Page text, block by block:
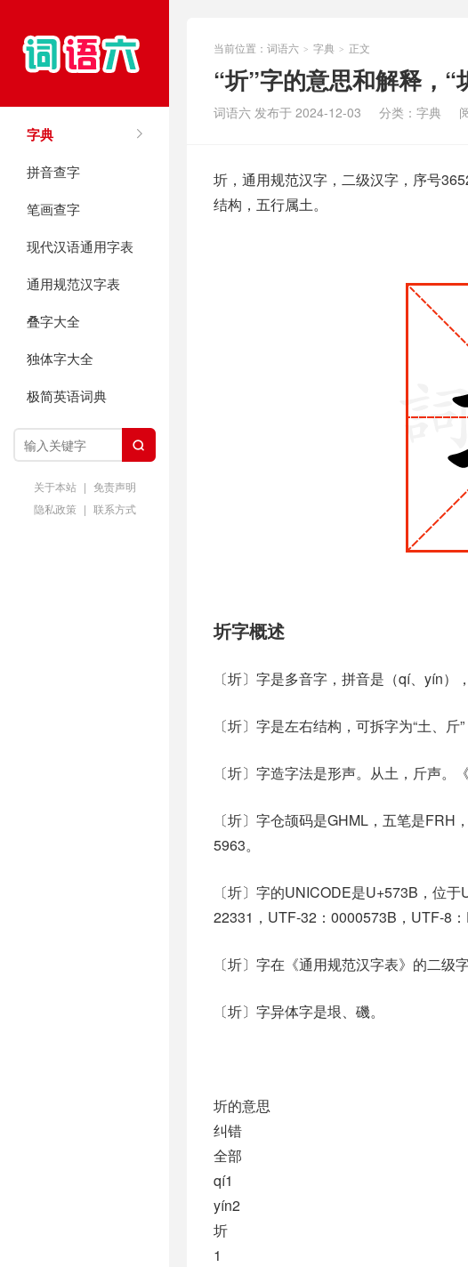
字典
拼音查字
笔画查字
现代汉语通用字表
通用规范汉字表
叠字大全
独体字大全
极简英语词典

关于本站 | 免责声明
隐私政策 | 联系方式
当前位置： 词语六 > 字典 > 正文
“圻”字的意思和解释，“
词语六 发布于 2024-12-03 分类： 字典
圻，通用规范汉字，二级汉字，序号
结构，五行属土。
圻字概述
〔圻〕字是多音字，拼音是（qí、yín）
〔圻〕字是左右结构，可拆字为“土、斤”
〔圻〕字造字法是形声。从土，斤声。
〔圻〕字仓颉码是GHML，五笔是
5963。
〔圻〕字的UNICODE是U+573B，位
22331，UTF-32：0000573B，UTF-8：
〔圻〕字在《通用规范汉字表》的二级
〔圻〕字异体字是垠、磯。
圻的意思
纠错
全部
qí1
yín2
圻
1